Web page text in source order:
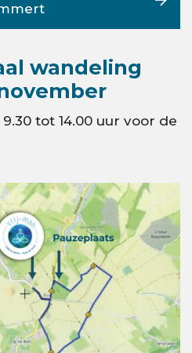
wandeling
tot 14.00 uur voor de